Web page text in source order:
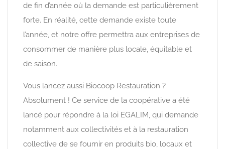
de fin d’année où la demande est particulièrement
forte. En réalité, cette demande existe toute
l’année, et notre offre permettra aux entreprises de
consommer de manière plus locale, équitable et
de saison.
Vous lancez aussi Biocoop Restauration ?
Absolument ! Ce service de la coopérative a été
lancé pour répondre à la loi EGALIM, qui demande
notamment aux collectivités et à la restauration
collective de se fournir en produits bio, locaux et